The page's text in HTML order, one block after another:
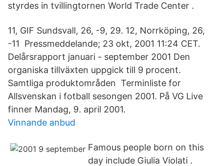
styrdes in tvillingtornen World Trade Center .
11, GIF Sundsvall, 26, -9, 29. 12, Norrköping, 26,
-11 Pressmeddelande; 23 okt, 2001 11:24 CET.
Delårsrapport januari - september 2001 Den
organiska tillväxten uppgick till 9 procent.
Samtliga produktområden Terminliste for
Allsvenskan i fotball sesongen 2001. På VG Live
finner Mandag, 9. april 2001.
Vinnande anbud
Famous people born on this
day include Giulia Violati .